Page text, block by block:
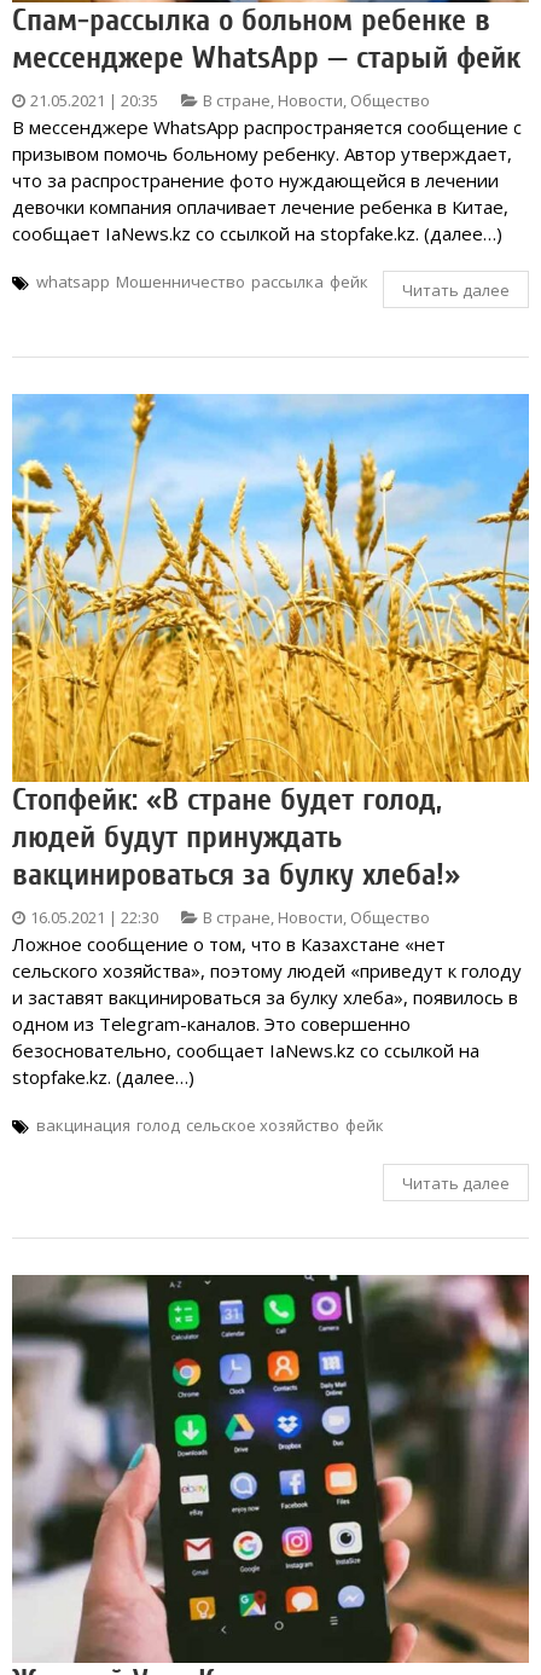
Спам-рассылка о больном ребенке в
мессенджере WhatsApp — старый фейк
21.05.2021 | 20:35 В стране, Новости, Общество
В мессенджере WhatsApp распространяется сообщение с
призывом помочь больному ребенку. Автор утверждает,
что за распространение фото нуждающейся в лечении
девочки компания оплачивает лечение ребенка в Китае,
сообщает IaNews.kz со ссылкой на stopfake.kz. (далее…)
whatsapp Мошенничество рассылка фейк Читать далее
Стопфейк: «В стране будет голод,
людей будут принуждать
вакцинироваться за булку хлеба!»
16.05.2021 | 22:30 В стране, Новости, Общество
Ложное сообщение о том, что в Казахстане «нет
сельского хозяйства», поэтому людей «приведут к голоду
и заставят вакцинироваться за булку хлеба», появилось в
одном из Telegram-каналов. Это совершенно
безосновательно, сообщает IaNews.kz со ссылкой на
stopfake.kz. (далее…)
вакцинация голод сельское хозяйство фейк
Читать далее